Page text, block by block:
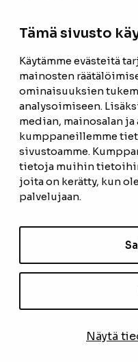
Tämä sivusto
Käytämme evästeitä
mainosten
ominaisuuksien
analysoimiseen.
median, mainosalan
kumppaneillemme
sivustoamme.
tietoja muihin
joita on kerätty, kun
palvelujaan.
Näytä
ETUSIVU
TUOTTEET
REFERENSSIT
OTA YHTEYTTÄ
TIETOSUOJASELOSTE
EVÄSTEASETUKSET